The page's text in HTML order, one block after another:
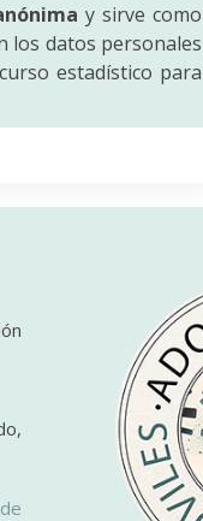
y sirve como
los datos personales
estadístico para